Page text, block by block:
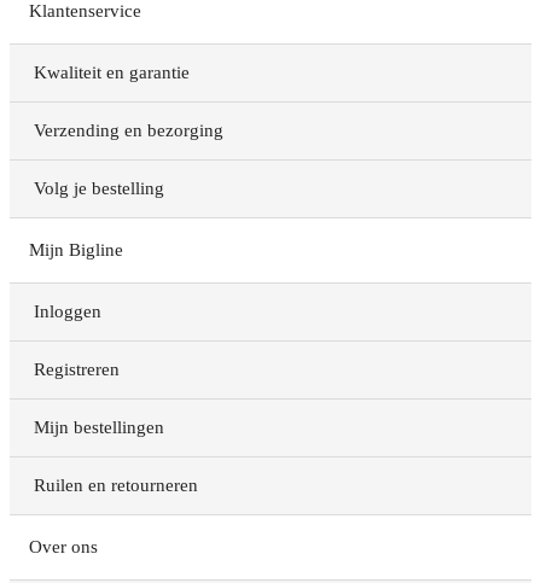
Klantenservice
Kwaliteit en garantie
Verzending en bezorging
Volg je bestelling
Mijn Bigline
Inloggen
Registreren
Mijn bestellingen
Ruilen en retourneren
Over ons